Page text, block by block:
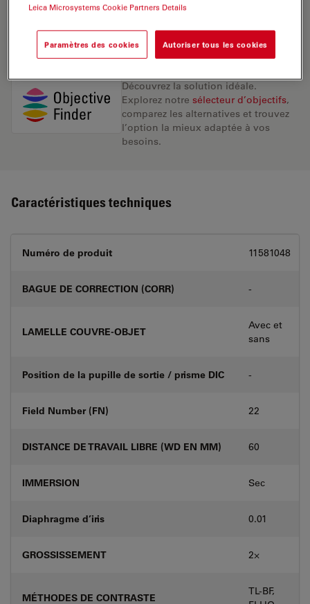
DEMANDE DE DEVIS
Découvrez la solution idéale.
Explorez notre sélecteur d’objectifs,
comparez les alternatives et trouvez
l’option la mieux adaptée à vos
besoins.
Caractéristiques techniques
Numéro de produit 11581048
BAGUE DE CORRECTION (CORR) -
LAMELLE COUVRE-OBJET
Avec et
sans
Position de la pupille de sortie / prisme DIC -
Field Number (FN) 22
DISTANCE DE TRAVAIL LIBRE (WD EN MM) 60
IMMERSION Sec
Diaphragme d’iris 0.01
GROSSISSEMENT 2⨉
MÉTHODES DE CONTRASTE
TL-BF,
Leica Microsystems Cookie Partners Details
Paramètres des cookies Autoriser tous les cookies